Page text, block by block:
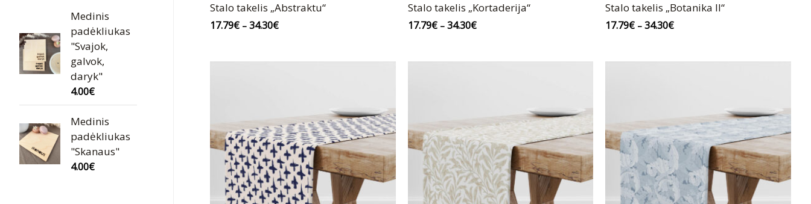
Medinis
padėkliukas
"Svajok,
galvok,
daryk"
4.00€
Medinis
padėkliukas
"Skanaus"
4.00€
Stalo takelis „Abstraktu“
17.79€ – 34.30€
Stalo takelis „Kortaderija“
17.79€– 34.30€
Stalo takelis „Botanika II“
17.79€ –34.30€